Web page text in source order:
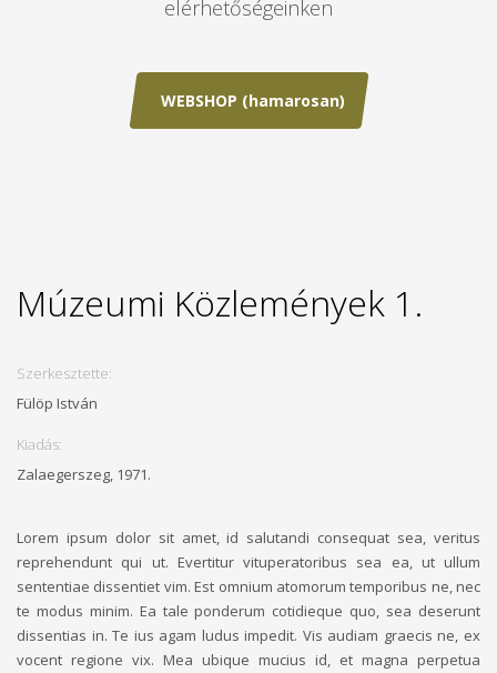
elérhetőségeinken
WEBSHOP (hamarosan)
Múzeumi Közlemények 1.
Szerkesztette:
Fülöp István
Kiadás:
Zalaegerszeg, 1971.
Lorem ipsum dolor sit amet, id salutandi consequat sea, veritus
reprehendunt qui ut. Evertitur vituperatoribus sea ea, ut ullum
sententiae dissentiet vim. Est omnium atomorum temporibus ne, nec
te modus minim. Ea tale ponderum cotidieque quo, sea deserunt
dissentias in. Te ius agam ludus impedit. Vis audiam graecis ne, ex
vocent regione vix. Mea ubique mucius id, et magna perpetua